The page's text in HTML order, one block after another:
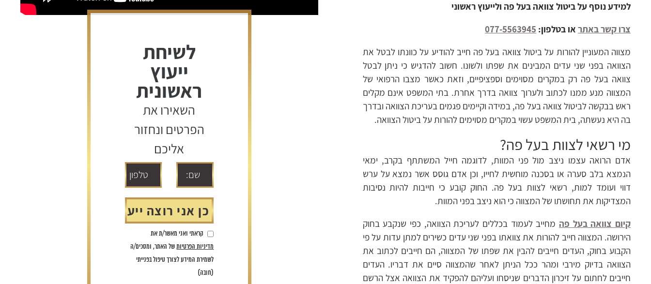
למידע נוסף על ביטול צוואה בעל פה ולייעוץ ראשוני
צרו קשר באתראו בטלפון: 077-5563945
מצווה המעוניין להורות על ביטול צוואה בעל פה חייב להודיע על כוונתו לבטל את
הצוואה בפני שני עדים המבינים את שפתו ולשונו. חשוב להדגיש כי ניתן לבטל
צוואה בעל פה רק במקרים מסוימים וספציפיים, וזאת כאשר מצבו הרפואי של
המצווה מנע ממנו לכתוב ולערוך צוואה בדרך אחרת. בתי המשפט אינם מקלים
ראש בבקשה לביטול צוואה בעל פה, במידה וקיימים פגמים בעריכת הצוואה ובדרך
בה היא נעשתה, בית המשפט עשוי במקרים מסוימים להורות על ביטול הצוואה.
מי רשאי לצוות בעל פה?
אדם הרואה עצמו ניצב מול פני המוות, לדוגמה חייל המשתתף בקרב, ימאי
הנמצא בלב סערה או בסכנה מוחשית לחייו, וכן אדם גוסס אשר נמצא על ערש
דווי ועומד למות, רשאי לצוות בעל פה. החוק קובע כי חייבות להיות נסיבות
המצדיקות את תחושתו של המצווה כי הוא ניצב בפני המוות.
קיום צוואה בעל פה מחייב לעמוד בכללים לעריכת הצוואה, כפי שנקבע בחוק
הירושה. המצווה חייב להורות את צוואתו בפני שני עדים כשירים למתן עדות על פי
הקבוע בחוק, העדים חייבים להבין את שפתו של המצווה, הם חייבים לכתוב את
הצוואה בדיוק מירבי ומהר ככל הניתן לאחר שהמצווה סיים את דבריו. העדים
חייבים לחתום על זיכרון הדברים שניסחו ועליהם להפקיד את הצוואה אצל הרשם
לשיחת
ייעוץ
ראשונית
השאירו את
הפרטים ונחזור
אליכם
קראתי ואני מאשר/ת את
מדיניות הפרטיותשל האתר, ומסכים/ה
לשמירת המידע לצורך טיפול בפנייתי
(חובה)